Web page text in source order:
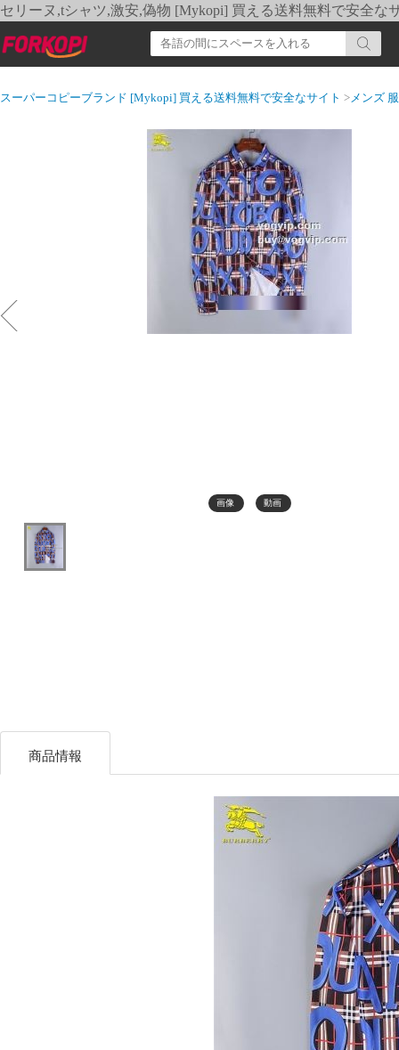
セリーヌ,tシャツ,激安,偽物 [Mykopi] 買える送料無料で安全な
スーパーコピーブランド [Mykopi] 買える送料無料で安全なサイト >メンズ 服
画像 動画
商品情報